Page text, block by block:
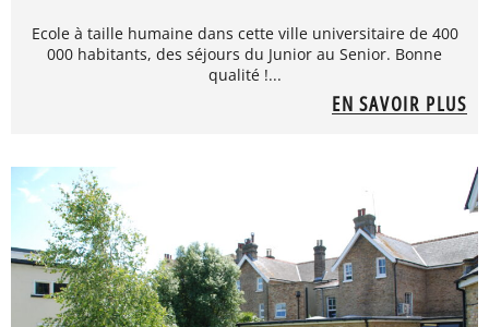
Ecole à taille humaine dans cette ville universitaire de 400
000 habitants, des séjours du Junior au Senior. Bonne
qualité !...
EN SAVOIR PLUS